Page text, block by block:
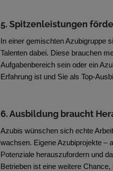
5. Spitzenleistungen
In einer gemischten Azubigruppe
Talenten dabei. Diese brauchen
Aufgabenbereich sein oder ein
Erfahrung ist und Sie als Top-
6. Ausbildung braucht
Azubis wünschen sich echte
wachsen. Eigene Azubiprojekte –
Potenziale herauszufordern und
Betrieben ist eine weitere